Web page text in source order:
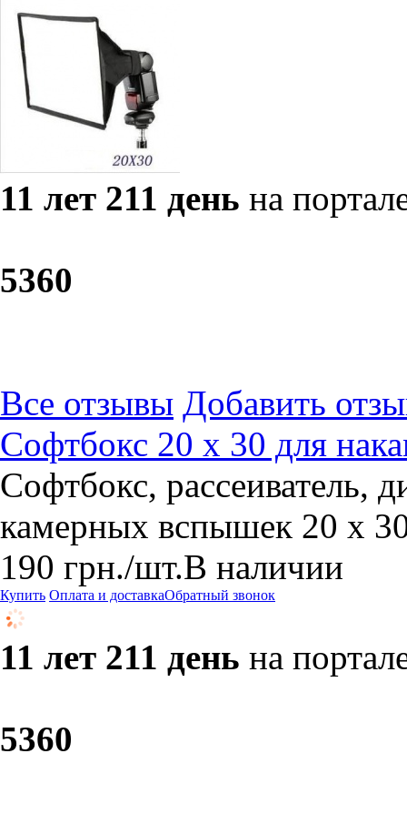
11 лет 211 день на
5360
Все отзывы Добавить
Софтбокс 20 х 30 для
Софтбокс, рассеиватель,
камерных вспышек 20 х
190 грн./шт.В наличии
Купить Оплата и доставкаОбратный звонок
11 лет 211 день на
5360